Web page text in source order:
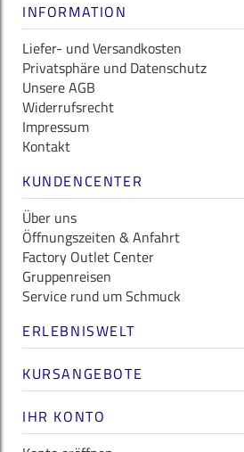
INFORMATION
Liefer- und Versandkosten
Privatsphäre und Datenschutz
Unsere AGB
Widerrufsrecht
Impressum
Kontakt
KUNDENCENTER
Über uns
Öffnungszeiten & Anfahrt
Factory Outlet Center
Gruppenreisen
Service rund um Schmuck
ERLEBNISWELT
KURSANGEBOTE
IHR KONTO